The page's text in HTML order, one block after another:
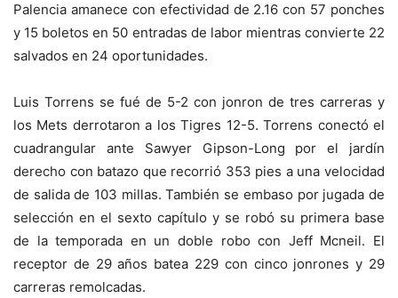
Palencia amanece con efectividad de 2.16 con 57 ponches
y 15 boletos en 50 entradas de labor mientras convierte 22
salvados en 24 oportunidades.
Luis Torrens se fué de 5-2 con jonron de tres carreras y
los Mets derrotaron a los Tigres 12-5. Torrens conectó el
cuadrangular ante Sawyer Gipson-Long por el jardín
derecho con batazo que recorrió 353 pies a una velocidad
de salida de 103 millas. También se embaso por jugada de
selección en el sexto capítulo y se robó su primera base
de la temporada en un doble robo con Jeff Mcneil. El
receptor de 29 años batea 229 con cinco jonrones y 29
carreras remolcadas.